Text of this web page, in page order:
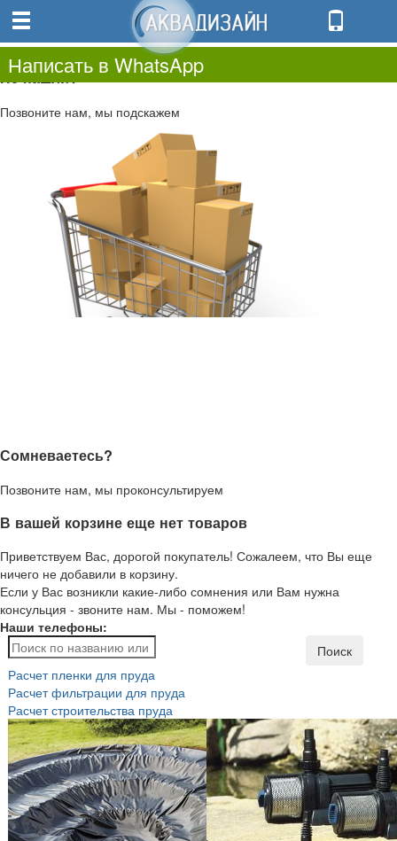
0.00
0
Не нашли?
Позвоните нам, мы подскажем
Сомневаетесь?
Позвоните нам, мы проконсультируем
В вашей корзине еще нет товаров
Приветствуем Вас, дорогой покупатель! Сожалеем, что Вы еще
ничего не добавили в корзину.
Если у Вас возникли какие-либо сомнения или Вам нужна
консульция - звоните нам. Мы - поможем!
Наши телефоны:
Написать в WhatsApp
Поиск
Расчет пленки для пруда
Расчет фильтрации для пруда
Расчет строительства пруда